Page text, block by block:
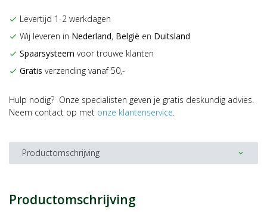
check Levertijd 1-2 werkdagen
check Wij leveren in Nederland, België en Duitsland
check Spaarsysteem voor trouwe klanten
check Gratis verzending vanaf 50,-
Hulp nodig? Onze specialisten geven je gratis deskundig advies.
Neem contact op met onze klantenservice.
Productomschrijving expand_more
Productomschrijving